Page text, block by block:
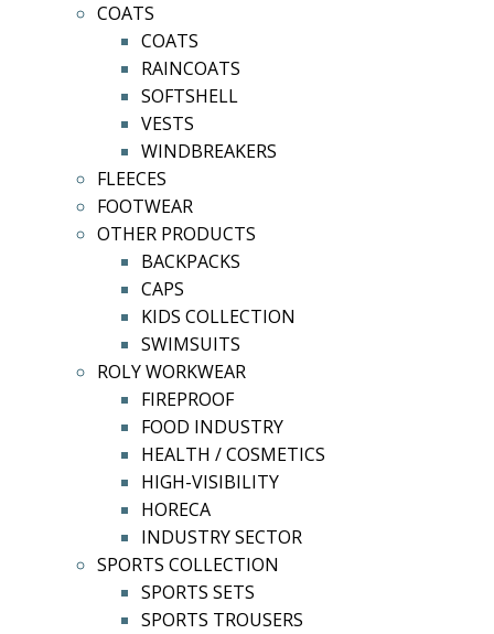
COATS
COATS
RAINCOATS
SOFTSHELL
VESTS
WINDBREAKERS
FLEECES
FOOTWEAR
OTHER PRODUCTS
BACKPACKS
CAPS
KIDS COLLECTION
SWIMSUITS
ROLY WORKWEAR
FIREPROOF
FOOD INDUSTRY
HEALTH / COSMETICS
HIGH-VISIBILITY
HORECA
INDUSTRY SECTOR
SPORTS COLLECTION
SPORTS SETS
SPORTS TROUSERS